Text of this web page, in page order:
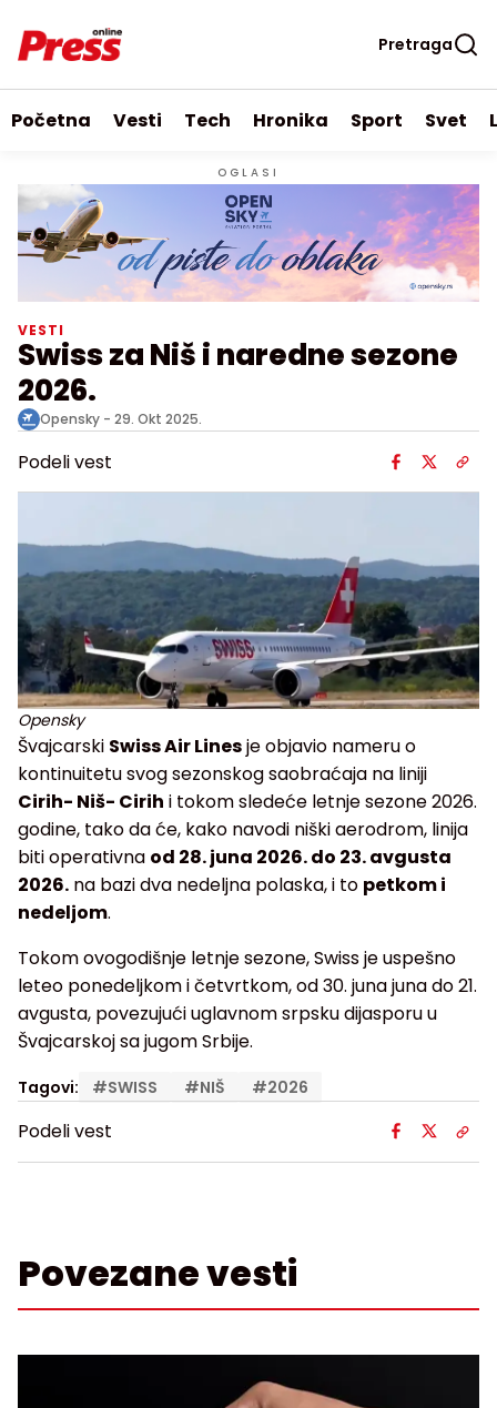
Pretraga
Početna Vesti Tech Hronika Sport Svet
OGLASI
VESTI
Swiss za Niš i naredne sezone
2026.
Opensky - 29. Okt 2025.
Podeli vest
Opensky
Švajcarski Swiss Air Linesje objavio nameru o
kontinuitetu svog sezonskog saobraćaja na liniji
Cirih- Niš- Cirih i tokom sledeće letnje sezone 2026.
godine, tako da će, kako navodi niški aerodrom, linija
biti operativna od 28. juna 2026. do 23. avgusta
2026. na bazi dva nedeljna polaska, i to petkom i
nedeljom.
Tokom ovogodišnje letnje sezone, Swiss je uspešno
leteo ponedeljkom i četvrtkom, od 30. juna juna do 21.
avgusta, povezujući uglavnom srpsku dijasporu u
Švajcarskoj sa jugom Srbije.
Tagovi: #SWISS #NIŠ #2026
Podeli vest
Povezane vesti